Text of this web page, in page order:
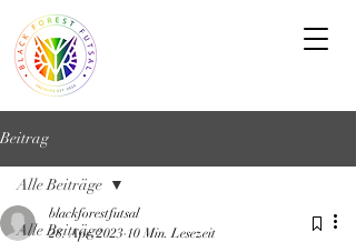
Beitrag
Alle Beiträge
Alle Beiträge
blackforestfutsal
28. Apr. 2023 10 Min. Lesezeit